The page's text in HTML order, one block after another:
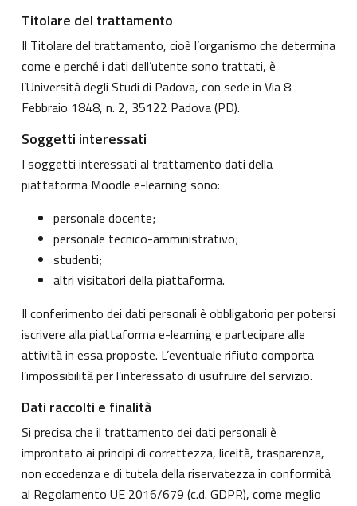
Titolare del trattamento
Il Titolare del trattamento, cioè l’organismo che determina
come e perché i dati dell’utente sono trattati, è
l’Università degli Studi di Padova, con sede in Via 8
Febbraio 1848, n. 2, 35122 Padova (PD).
Soggetti interessati
I soggetti interessati al trattamento dati della
piattaforma Moodle e-learning sono:
personale docente;
personale tecnico-amministrativo;
studenti;
altri visitatori della piattaforma.
Il conferimento dei dati personali è obbligatorio per potersi
iscrivere alla piattaforma e-learning e partecipare alle
attività in essa proposte. L’eventuale rifiuto comporta
l’impossibilità per l’interessato di usufruire del servizio.
Dati raccolti e finalità
Si precisa che il trattamento dei dati personali è
improntato ai principi di correttezza, liceità, trasparenza,
non eccedenza e di tutela della riservatezza in conformità
al Regolamento UE 2016/679 (c.d. GDPR), come meglio